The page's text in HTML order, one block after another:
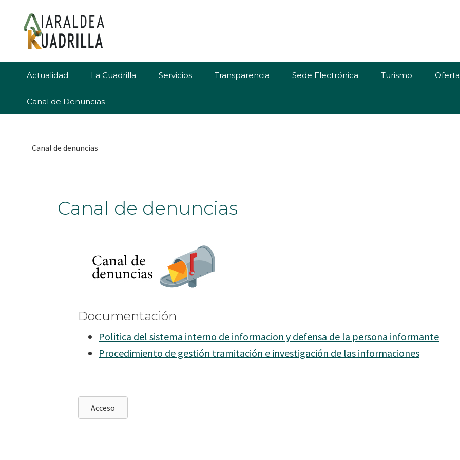
principal
contenido
páginaActualidad La Cuadrilla Servicios Transparencia Sede Electrónica Turismo
Canal de Denuncias
Canal de denuncias
Canal de denuncias
Documentación
Politica del sistema interno de informacion y defensa de la persona informante
Procedimiento de gestión tramitación e investigación de las informaciones
Acceso